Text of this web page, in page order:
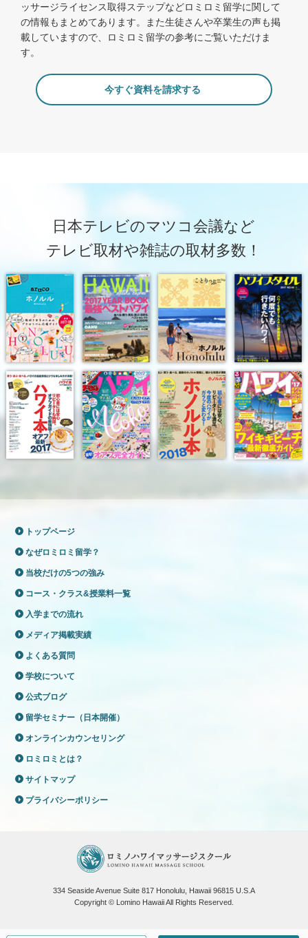
ッサージライセンス取得ステップなどロミロミ留学に関して
の情報もまとめてあります。また生徒さんや卒業生の声も掲
載していますので、ロミロミ留学の参考にご覧いただけま
す。
今すぐ資料を請求する
日本テレビのマツコ会議など
テレビ取材や雑誌の取材多数！
トップページ
なぜロミロミ留学？
当校だけの5つの強み
コース・クラス&授業料一覧
入学までの流れ
メディア掲載実績
よくある質問
学校について
公式ブログ
留学セミナー（日本開催）
オンラインカウンセリング
ロミロミとは？
サイトマップ
プライバシーポリシー
334 Seaside Avenue Suite 817 Honolulu, Hawaii 96815 U.S.A
Copyright © Lomino Hawaii All Rights Reserved.